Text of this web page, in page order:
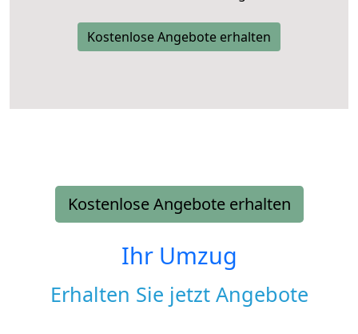
Kostenlose Angebote erhalten
Kostenlose Angebote erhalten
Ihr Umzug
Erhalten Sie jetzt Angebote